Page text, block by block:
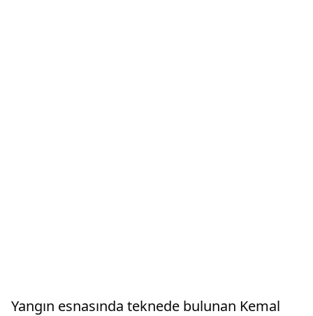
Yangın esnasında teknede bulunan Kemal